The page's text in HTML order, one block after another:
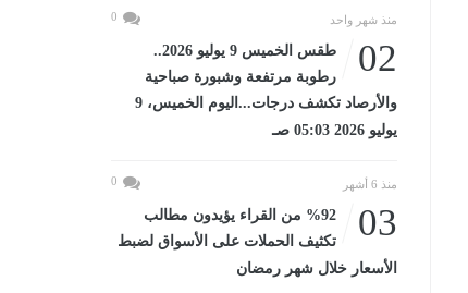
منذ شهر واحد 0
02
طقس الخميس 9 يوليو 2026..
رطوبة مرتفعة وشبورة صباحية
والأرصاد تكشف درجات...اليوم الخميس، 9
يوليو 2026 05:03 صـ
منذ 6 أشهر 0
03
%92 من القراء يؤيدون مطالب
تكثيف الحملات على الأسواق لضبط
الأسعار خلال شهر رمضان